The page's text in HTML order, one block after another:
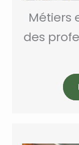
Métiers
des